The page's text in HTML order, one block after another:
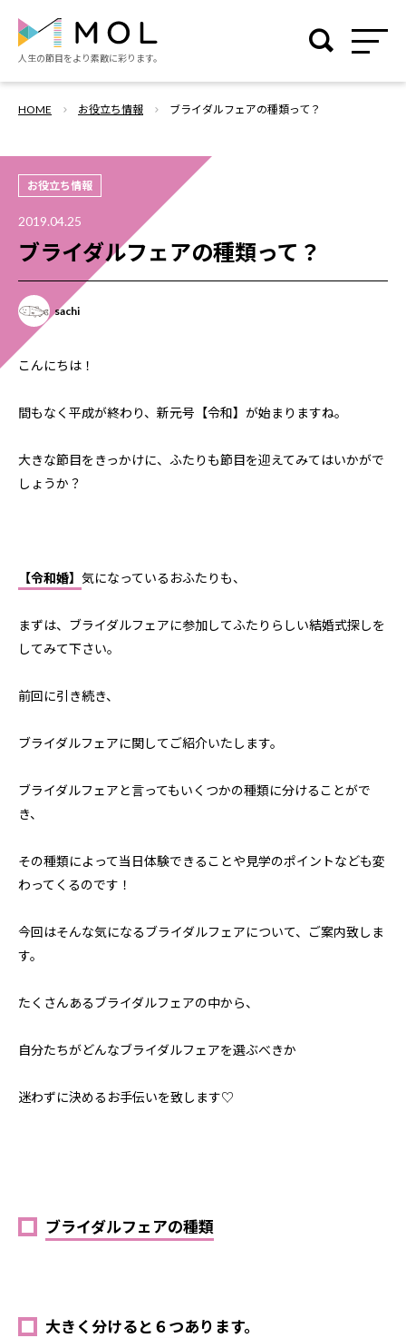
人生の節目をより素敵に彩ります。
HOME お役立ち情報 ブライダルフェアの種類って？
お役立ち情報
2019.04.25
ブライダルフェアの種類って？
sachi
こんにちは！
間もなく平成が終わり、新元号【令和】が始まりますね。
大きな節目をきっかけに、ふたりも節目を迎えてみてはいかがで
しょうか？
【令和婚】 気になっているおふたりも、
まずは、ブライダルフェアに参加してふたりらしい結婚式探しを
してみて下さい。
前回に引き続き、
ブライダルフェアに関してご紹介いたします。
ブライダルフェアと言ってもいくつかの種類に分けることがで
き、
その種類によって当日体験できることや見学のポイントなども変
わってくるのです！
今回はそんな気になるブライダルフェアについて、ご案内致しま
す。
たくさんあるブライダルフェアの中から、
自分たちがどんなブライダルフェアを選ぶべきか
迷わずに決めるお手伝いを致します♡
ブライダルフェアの種類
大きく分けると ６つあります。